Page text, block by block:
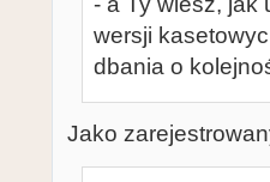
wersji
dbania o
Jako